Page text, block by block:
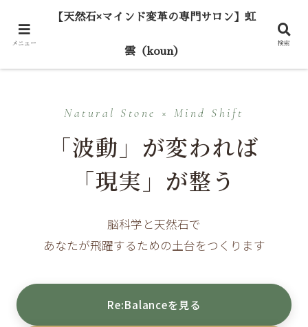
Natural Stone × Mind Shift
「波動」が変われば
「現実」が整う
脳科学と天然石で
あなたが飛躍するための土台をつくります
Re:Balanceを見る
メニュー
【天然石×マインド変革の専門サロン】虹
雲（koun）
検索